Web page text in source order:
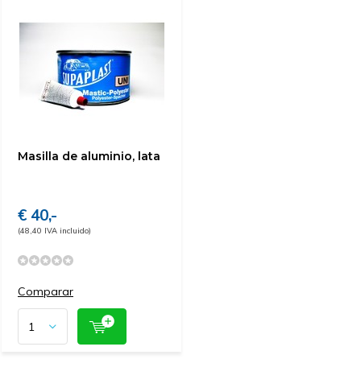
Masilla de aluminio, lata
€ 40,-
(48,40 IVA incluido)
Comparar